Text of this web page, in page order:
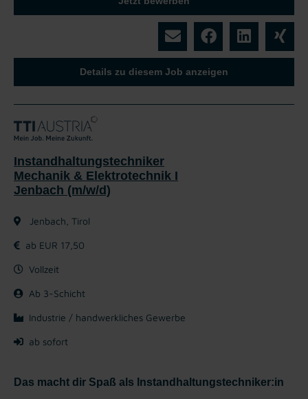
Details zu diesem Job anzeigen
Instandhaltungstechniker
Mechanik & Elektrotechnik I
Jenbach (m/w/d)
Jenbach, Tirol
ab EUR 17,50
Vollzeit
Ab 3-Schicht
Industrie / handwerkliches Gewerbe
ab sofort
Das macht dir Spaß als Instandhaltungstechniker:in